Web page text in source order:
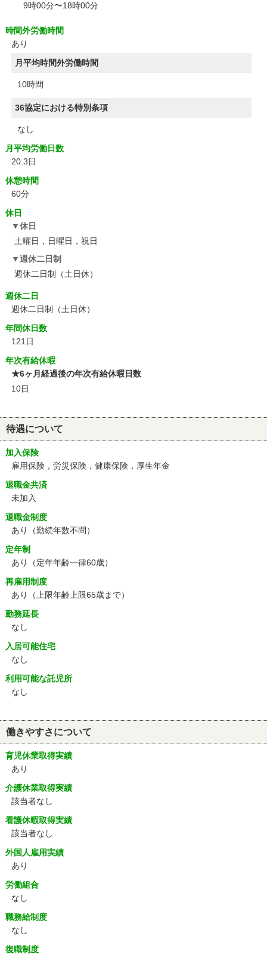
9時00分〜18時00分
時間外労働時間
あり
月平均時間外労働時間
10時間
36協定における特別条項
なし
月平均労働日数
20.3日
休憩時間
60分
休日
休日
土曜日，日曜日，祝日
週休二日制
週休二日制（土日休）
週休二日
週休二日制（土日休）
年間休日数
121日
年次有給休暇
★6ヶ月経過後の年次有給休暇日数
10日
待遇について
加入保険
雇用保険，労災保険，健康保険，厚生年金
退職金共済
未加入
退職金制度
あり（勤続年数不問）
定年制
あり
（定年年齢一律60歳）
再雇用制度
あり
（上限年齢上限65歳まで）
勤務延長
なし
入居可能住宅
なし
利用可能な託児所
なし
働きやすさについて
育児休業取得実績
あり
介護休業取得実績
該当者なし
看護休暇取得実績
該当者なし
外国人雇用実績
あり
労働組合
なし
職務給制度
なし
復職制度